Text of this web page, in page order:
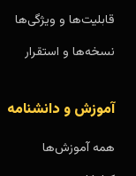
قابلیت‌ها و ویژگی‌ها
نسخه‌ها و استقرار
آموزش و دانشنامه
همه آموزش‌ها